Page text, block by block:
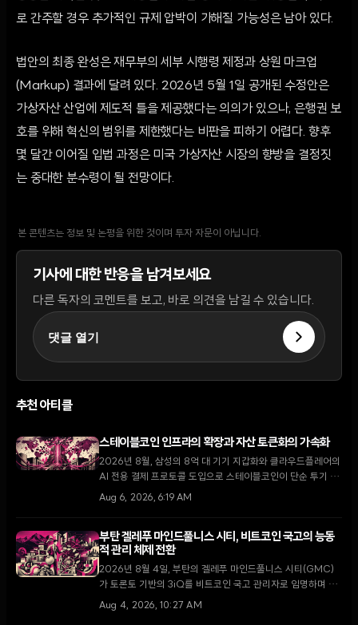
로 간주할 경우 추가적인 규제 압박이 가해질 가능성은 남아 있다.
법안의 최종 완성은 재무부의 세부 시행령 제정과 상원 마크업
(Markup) 결과에 달려 있다. 2026년 5월 1일 공개된 수정안은
가상자산 산업에 제도적 틀을 제공했다는 의의가 있으나, 은행권 보
호를 위해 혁신의 범위를 제한했다는 비판을 피하기 어렵다. 향후
몇 달간 이어질 입법 과정은 미국 가상자산 시장의 향방을 결정짓
는 중대한 분수령이 될 전망이다.
본 콘텐츠는 정보 및 논평을 위한 것이며 투자 자문이 아닙니다.
기사에 대한 반응을 남겨보세요
다른 독자의 코멘트를 보고, 바로 의견을 남길 수 있습니다.
댓글 열기
추천 아티클
스테이블코인 인프라의 확장과 자산 토큰화의 가속화
2026년 8월, 삼성의 8억 대 기기 지갑화와 클라우드플레어의
AI 전용 결제 프로토콜 도입으로 스테이블코인이 단순 투기 수
단을 넘어 글로벌 디지털 경제의 핵심 인프라로 자리 잡고 있
Aug 6, 2026, 6:19 AM
부탄 겔레푸 마인드풀니스 시티, 비트코인 국고의 능동
적 관리 체제 전환
2026년 8월 4일, 부탄의 겔레푸 마인드풀니스 시티(GMC)
가 토론토 기반의 3iQ를 비트코인 국고 관리자로 임명하며 단
순 보유에서 능동적 운용으로 전략을 전환했다. 이는 국왕의 1
Aug 4, 2026, 10:27 AM